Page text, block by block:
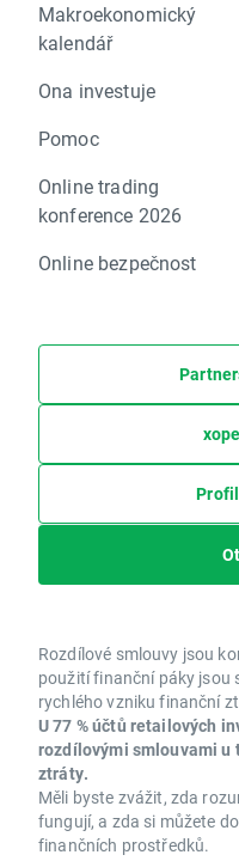
Makroekonomický
kalendář
Ona investuje
Pomoc
Online trading
konference 2026
Online bezpečnost
Rozdílové smlouvy jsou
použití finanční páky jsou
rychlého vzniku finanční
U 77 % účtů retailových
rozdílovými smlouvami u
ztráty.
Měli byste zvážit, zda
fungují, a zda si můžete
finančních prostředků.